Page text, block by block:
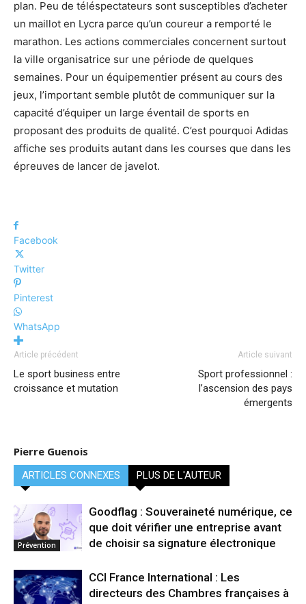
plan. Peu de téléspectateurs sont susceptibles d’acheter
un maillot en Lycra parce qu’un coureur a remporté le
marathon. Les actions commerciales concernent surtout
la ville organisatrice sur une période de quelques
semaines. Pour un équipementier présent au cours des
jeux, l’important semble plutôt de communiquer sur la
capacité d’équiper un large éventail de sports en
proposant des produits de qualité. C’est pourquoi Adidas
affiche ses produits autant dans les courses que dans les
épreuves de lancer de javelot.
Facebook
Twitter
Pinterest
WhatsApp
Article précédent
Le sport business entre
croissance et mutation
Article suivant
Sport professionnel :
l’ascension des pays
émergents
Pierre Guenois
ARTICLES CONNEXES PLUS DE L'AUTEUR
Prévention
Goodflag : Souveraineté numérique, ce
que doit vérifier une entreprise avant
de choisir sa signature électronique
CCI France International : Les
directeurs des Chambres françaises à